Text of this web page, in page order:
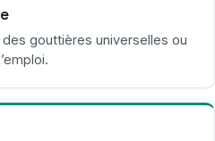
gouttières universelles ou